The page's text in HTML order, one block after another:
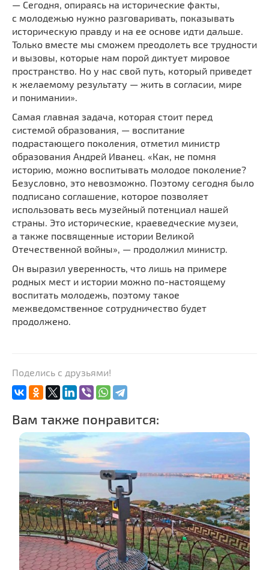
— Сегодня, опираясь на исторические факты,
с молодежью нужно разговаривать, показывать
историческую правду и на ее основе идти дальше.
Только вместе мы сможем преодолеть все трудности
и вызовы, которые нам порой диктует мировое
пространство. Но у нас свой путь, который приведет
к желаемому результату — жить в согласии, мире
и понимании».
Самая главная задача, которая стоит перед
системой образования, — воспитание
подрастающего поколения, отметил министр
образования Андрей Иванец. «Как, не помня
историю, можно воспитывать молодое поколение?
Безусловно, это невозможно. Поэтому сегодня было
подписано соглашение, которое позволяет
использовать весь музейный потенциал нашей
страны. Это исторические, краеведческие музеи,
а также посвященные истории Великой
Отечественной войны», — продолжил министр.
Он выразил уверенность, что лишь на примере
родных мест и истории можно по-настоящему
воспитать молодежь, поэтому такое
межведомственное сотрудничество будет
продолжено.
Поделись с друзьями!
Вам также понравится: